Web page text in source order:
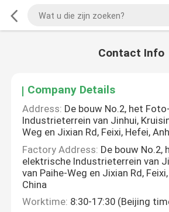
Contact Info
Company Details
Address: De bouw No.2, het
Industrieterrein van Jinhui,
Weg en Jixian Rd, Feixi, Hefei,
Factory Address: De bouw No.2,
elektrische Industrieterrein van
van Paihe-Weg en Jixian Rd,
China
Worktime: 8:30-17:30 (Beijing